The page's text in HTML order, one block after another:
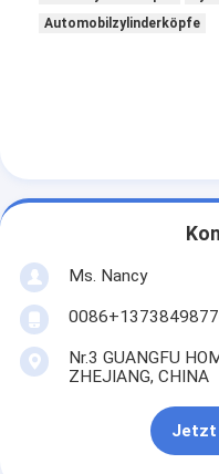
Motorzylinder-
Maschinen-
Auto Turbolader
Automobilzylinderköpfe
Ms. Nancy
Nr.3 GUANGFU
ZHEJIANG, CHINA
Jetzt